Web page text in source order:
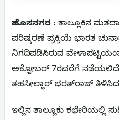
ಹೊಸನಗರ : ತಾಲ್ಲೂಕಿನ
ಪರಿಷ್ಕರಣೆ ಪ್ರಕ್ರಿಯೆ ಭಾರತ
ನಿಗದಿಪಡಿಸಿರುವ
ಅಕ್ಟೋಬರ್ 7ರವರೆಗೆ ನಡೆಯಲಿದೆ
ತಹಸೀಲ್ದಾರ್ ಭರತ್‌ರಾಜ್‌
ಇಲ್ಲಿನ ತಾಲ್ಲೂಕು ಕಛೇರಿಯಲ್ಲಿ